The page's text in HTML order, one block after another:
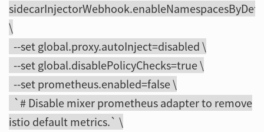
\
--set global.proxy.autoInject=disabled \
--set global.disablePolicyChecks=true \
--set prometheus.enabled=false \
`# Disable mixer prometheus adapter to remove
istio default metrics.` \